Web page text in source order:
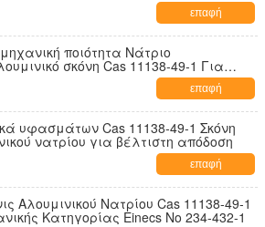
επαφή
ποιότητα Νάτριο
σκόνη Cas 11138-49-1 Για
επαφή
υφασμάτων Cas 11138-49-1 Σκόνη
νατρίου για βέλτιστη απόδοση
επαφή
Αλουμινικού Νατρίου Cas 11138-49-1
Κατηγορίας Einecs No 234-432-1